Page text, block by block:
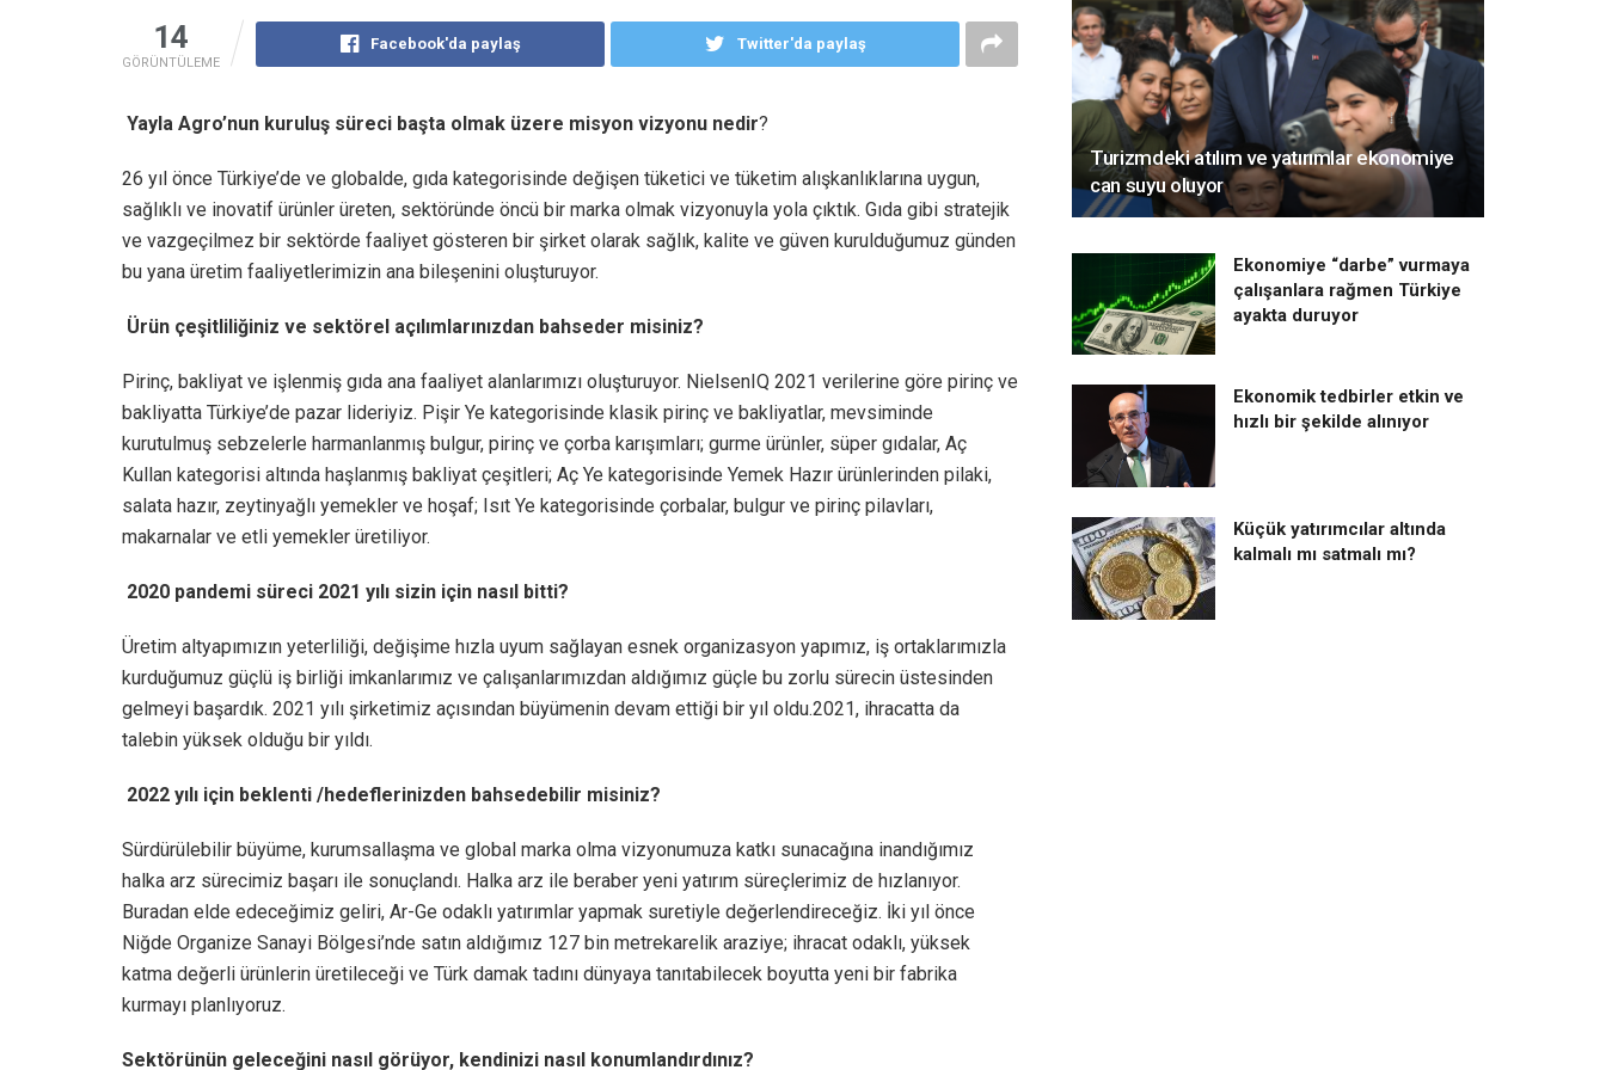
14
GÖRÜNTÜLEME
Facebook'da paylaş Twitter'da paylaş
Yayla Agro’nun kuruluş süreci başta olmak üzere misyon vizyonu nedir?
26 yıl önce Türkiye’de ve globalde, gıda kategorisinde değişen tüketici ve tüketim alışkanlıklarına uygun,
sağlıklı ve inovatif ürünler üreten, sektöründe öncü bir marka olmak vizyonuyla yola çıktık. Gıda gibi stratejik
ve vazgeçilmez bir sektörde faaliyet gösteren bir şirket olarak sağlık, kalite ve güven kurulduğumuz günden
bu yana üretim faaliyetlerimizin ana bileşenini oluşturuyor.
Ürün çeşitliliğiniz ve sektörel açılımlarınızdan bahseder misiniz?
Pirinç, bakliyat ve işlenmiş gıda ana faaliyet alanlarımızı oluşturuyor. NielsenIQ 2021 verilerine göre pirinç ve
bakliyatta Türkiye’de pazar lideriyiz. Pişir Ye kategorisinde klasik pirinç ve bakliyatlar, mevsiminde
kurutulmuş sebzelerle harmanlanmış bulgur, pirinç ve çorba karışımları; gurme ürünler, süper gıdalar, Aç
Kullan kategorisi altında haşlanmış bakliyat çeşitleri; Aç Ye kategorisinde Yemek Hazır ürünlerinden pilaki,
salata hazır, zeytinyağlı yemekler ve hoşaf; Isıt Ye kategorisinde çorbalar, bulgur ve pirinç pilavları,
makarnalar ve etli yemekler üretiliyor.
2020 pandemi süreci 2021 yılı sizin için nasıl bitti?
Üretim altyapımızın yeterliliği, değişime hızla uyum sağlayan esnek organizasyon yapımız, iş ortaklarımızla
kurduğumuz güçlü iş birliği imkanlarımız ve çalışanlarımızdan aldığımız güçle bu zorlu sürecin üstesinden
gelmeyi başardık. 2021 yılı şirketimiz açısından büyümenin devam ettiği bir yıl oldu.2021, ihracatta da
talebin yüksek olduğu bir yıldı.
2022 yılı için beklenti /hedeflerinizden bahsedebilir misiniz?
Sürdürülebilir büyüme, kurumsallaşma ve global marka olma vizyonumuza katkı sunacağına inandığımız
halka arz sürecimiz başarı ile sonuçlandı. Halka arz ile beraber yeni yatırım süreçlerimiz de hızlanıyor.
Buradan elde edeceğimiz geliri, Ar-Ge odaklı yatırımlar yapmak suretiyle değerlendireceğiz. İki yıl önce
Niğde Organize Sanayi Bölgesi’nde satın aldığımız 127 bin metrekarelik araziye; ihracat odaklı, yüksek
katma değerli ürünlerin üretileceği ve Türk damak tadını dünyaya tanıtabilecek boyutta yeni bir fabrika
kurmayı planlıyoruz.
Sektörünün geleceğini nasıl görüyor, kendinizi nasıl konumlandırdınız?
Turizmdeki atılım ve yatırımlar ekonomiye
can suyu oluyor
Ekonomiye “darbe” vurmaya
çalışanlara rağmen Türkiye
ayakta duruyor
Ekonomik tedbirler etkin ve
hızlı bir şekilde alınıyor
Küçük yatırımcılar altında
kalmalı mı satmalı mı?